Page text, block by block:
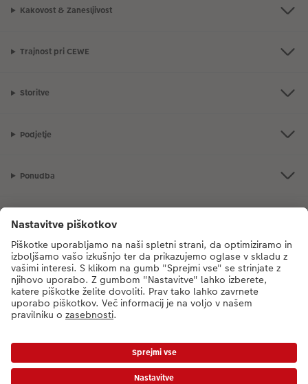
Kakovost & Zanesljivost
Trajnost pri CEWE
Storitve
Podjetje
Ponudba
– 17:00